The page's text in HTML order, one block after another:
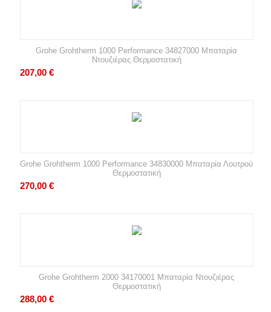
Grohe Grohtherm 1000 Performance 34827000 Μπαταρία
Ντουζιέρας Θερμοστατική
207,00 €
Grohe Grohtherm 1000 Performance 34830000 Μπαταρία Λουτρού
Θερμοστατική
270,00 €
Grohe Grohtherm 2000 34170001 Μπαταρία Ντουζιέρας
Θερμοστατική
288,00 €